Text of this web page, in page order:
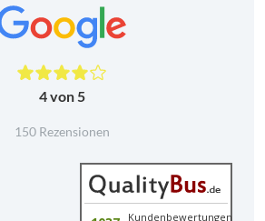
4 von 5
150 Rezensionen
Kundenbewertungen